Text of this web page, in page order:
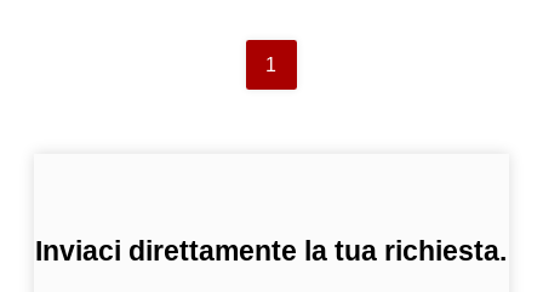
1
Inviaci direttamente la tua richiesta.